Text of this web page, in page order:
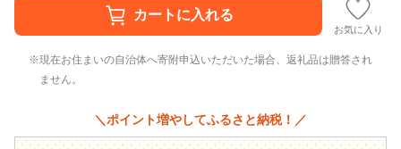
お気に入り
現在お住まいの自治体へ寄附申込いただいた場合、返礼品は贈答され
ません。
＼ポイント増やしてふるさと納税！／